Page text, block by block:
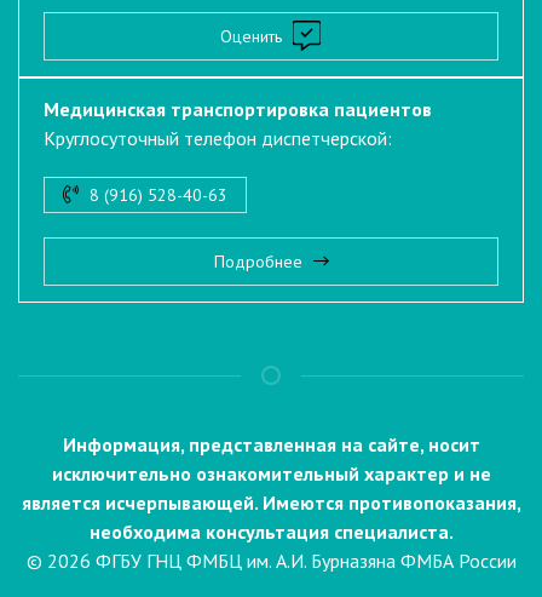
Оценить
Медицинская транспортировка пациентов
Круглосуточный телефон диспетчерской:
8 (916) 528-40-63
Подробнее
Информация, представленная на сайте, носит
исключительно ознакомительный характер и не
является исчерпывающей. Имеются противопоказания,
необходима консультация специалиста.
© 2026 ФГБУ ГНЦ ФМБЦ им. А.И. Бурназяна ФМБА России